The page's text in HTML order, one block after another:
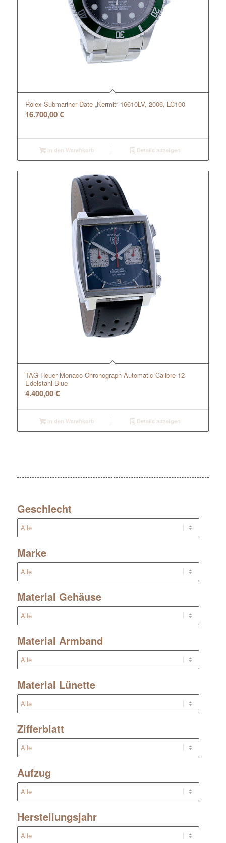
Rolex Submariner Date „Kermit“ 16610LV, 2006, LC100
16.700,00€
In den Warenkorb Details anzeigen
TAG Heuer Monaco Chronograph Automatic Calibre 12
Edelstahl Blue
4.400,00€
In den Warenkorb Details anzeigen
Geschlecht
Marke
Material Gehäuse
Material Armband
Material Lünette
Zifferblatt
Aufzug
Herstellungsjahr